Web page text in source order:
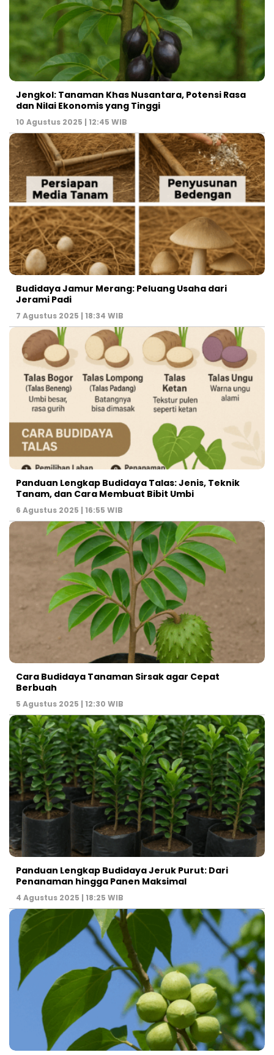
Jengkol: Tanaman Khas Nusantara, Potensi Rasa
dan Nilai Ekonomis yang Tinggi
10 Agustus 2025 | 12:45 WIB
Budidaya Jamur Merang: Peluang Usaha dari
Jerami Padi
7 Agustus 2025 | 18:34 WIB
Panduan Lengkap Budidaya Talas: Jenis, Teknik
Tanam, dan Cara Membuat Bibit Umbi
6 Agustus 2025 | 16:55 WIB
Cara Budidaya Tanaman Sirsak agar Cepat
Berbuah
5 Agustus 2025 | 12:30 WIB
Panduan Lengkap Budidaya Jeruk Purut: Dari
Penanaman hingga Panen Maksimal
4 Agustus 2025 | 18:25 WIB